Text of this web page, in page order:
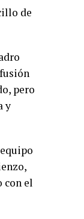
de
pero
y
con el